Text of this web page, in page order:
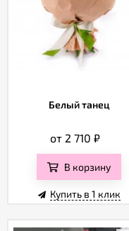
Белый танец
от 2 710 ₽
В корзину
Купить в 1 клик